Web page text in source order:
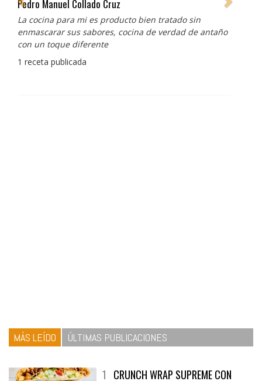
Pedro Manuel Collado Cruz
La cocina para mi es producto bien tratado sin
enmascarar sus sabores, cocina de verdad de antaño
con un toque diferente
1 receta publicada
MÁS LEÍDO ÚLTIMAS PUBLICACIONES
1 CRUNCH WRAP SUPREME CON